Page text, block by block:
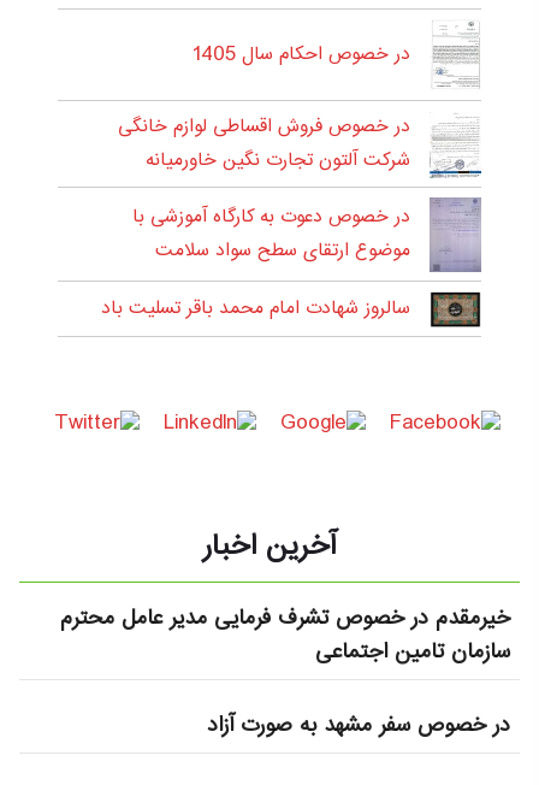
در خصوص احکام سال 1405
در خصوص فروش اقساطی لوازم خانگی
شرکت آلتون تجارت نگین خاورمیانه
در خصوص دعوت به کارگاه آموزشی با
موضوع ارتقای سطح سواد سلامت
سالروز شهادت امام محمد باقر تسلیت باد
آخرین اخبار
خیرمقدم در خصوص تشرف فرمایی مدیر عامل محترم
سازمان تامین اجتماعی
در خصوص سفر مشهد به صورت آزاد